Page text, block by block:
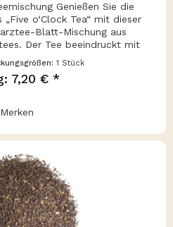
Genießen Sie die
o‘Clock Tea“ mit dieser
Blatt-Mischung aus
Der Tee beeindruckt mit
1 Stück
7,20 € *
Merken